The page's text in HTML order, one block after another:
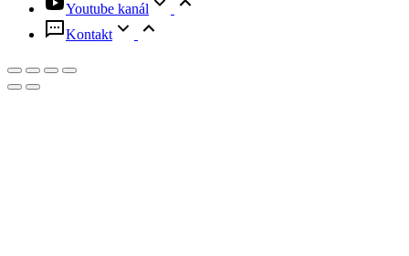
Youtube kanál
Kontakt